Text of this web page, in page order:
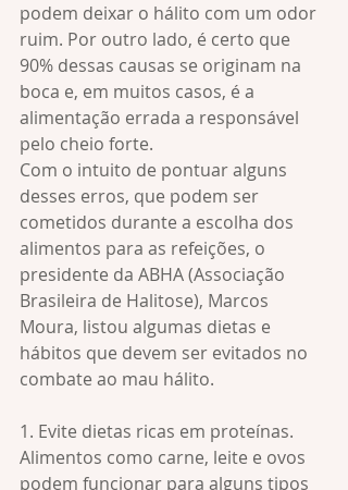
podem deixar o hálito com um odor
ruim. Por outro lado, é certo que
90% dessas causas se originam na
boca e, em muitos casos, é a
alimentação errada a responsável
pelo cheio forte.
Com o intuito de pontuar alguns
desses erros, que podem ser
cometidos durante a escolha dos
alimentos para as refeições, o
presidente da ABHA (Associação
Brasileira de Halitose), Marcos
Moura, listou algumas dietas e
hábitos que devem ser evitados no
combate ao mau hálito.
1. Evite dietas ricas em proteínas.
Alimentos como carne, leite e ovos
podem funcionar para alguns tipos